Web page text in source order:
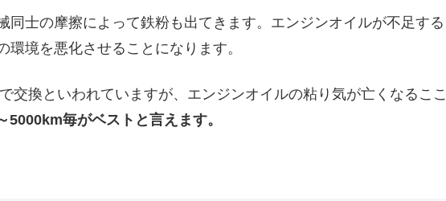
同士の摩擦によって鉄粉も出てきます。エンジンオイルが不足する
環境を悪化させることになります。
交換といわれていますが、エンジンオイルの粘り気が亡くなるここ
5000km毎がベストと言えます。